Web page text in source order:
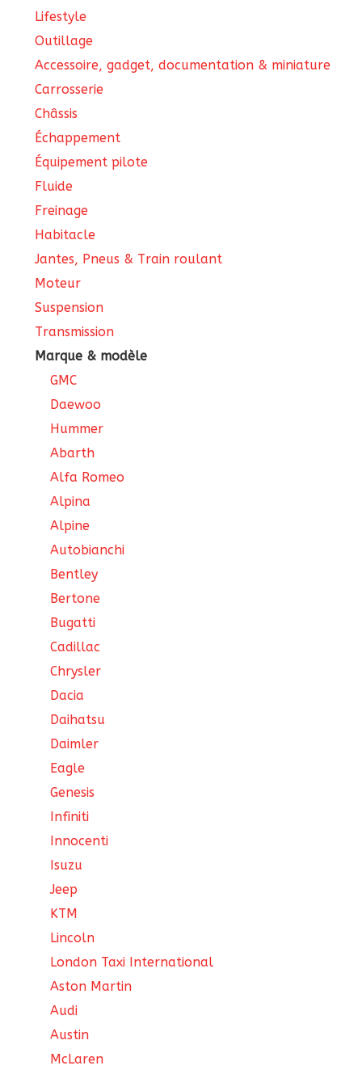
Lifestyle
Outillage
Accessoire, gadget, documentation & miniature
Carrosserie
Châssis
Échappement
Équipement pilote
Fluide
Freinage
Habitacle
Jantes, Pneus & Train roulant
Moteur
Suspension
Transmission
Marque & modèle
GMC
Daewoo
Hummer
Abarth
Alfa Romeo
Alpina
Alpine
Autobianchi
Bentley
Bertone
Bugatti
Cadillac
Chrysler
Dacia
Daihatsu
Daimler
Eagle
Genesis
Infiniti
Innocenti
Isuzu
Jeep
KTM
Lincoln
London Taxi International
Aston Martin
Audi
Austin
McLaren